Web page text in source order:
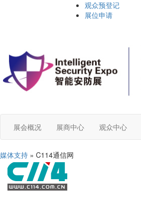
观众预登记
展位申请
展会概况 展商中心 观众中心
媒体支持 » C114通信网